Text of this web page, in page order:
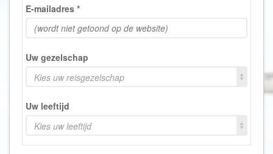
E-mailadres *
Uw gezelschap
Kies uw reisgezelschap
Uw leeftijd
Kies uw leeftijd